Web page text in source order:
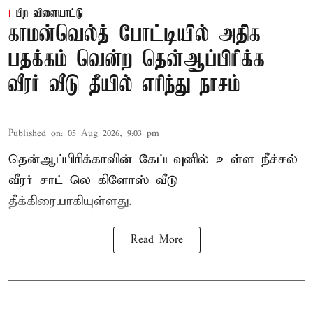
பிற விளையாட்டு
காமன்வெல்த் போட்டியில் அதிக
பதக்கம் வென்ற தென்ஆப்பிரிக்க
வீரர் வீடு தீயில் எரிந்து நாசம்
Published on: 05 Aug 2026, 9:03 pm
தென்ஆப்பிரிக்காவின் கேப்டவுனில் உள்ள நீச்சல்
வீரர் சாட் லெ கிளோஸ் வீடு
தீக்கிரையாகியுள்ளது.
Read More